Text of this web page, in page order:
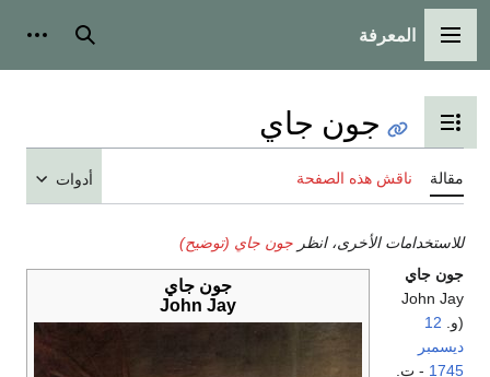
القائمة الرئيسية
المعرفة بحث
تبديل عرض جدول المحتويات
جون جاي
مقالة ناقش هذه الصفحة أدوات
للاستخدامات الأخرى، انظر جون جاي (توضيح)
جون جاي
John Jay
جون جاي
John Jay
(و. 12
ديسمبر
1745 - ت.